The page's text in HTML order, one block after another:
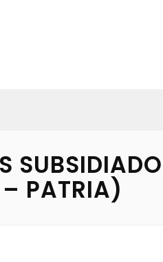
– PATRIA)